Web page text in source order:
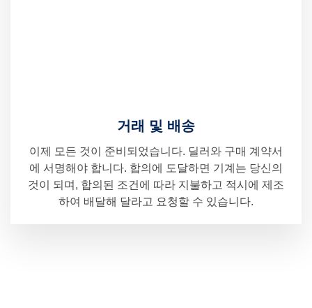
거래 및 배송
이제 모든 것이 준비되었습니다. 딜러와 구매 계약서
에 서명해야 합니다. 합의에 도달하면 기계는 당신의
것이 되며, 합의된 조건에 따라 지불하고 적시에 제조
하여 배달해 달라고 요청할 수 있습니다.